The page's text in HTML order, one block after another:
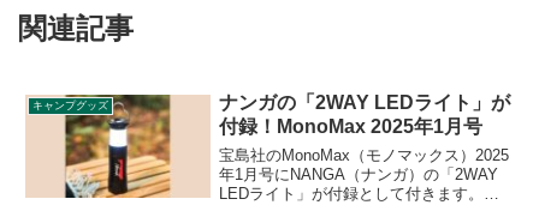
関連記事
キャンプグッズ
ナンガの「2WAY LEDライト」が
付録！MonoMax 2025年1月号
宝島社のMonoMax（モノマックス）2025
年1月号にNANGA（ナンガ）の「2WAY
LEDライト」が付録として付きます。置